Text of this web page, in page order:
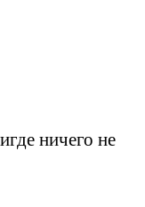
ничего не